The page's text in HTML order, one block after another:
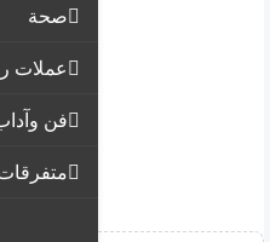
صحة
عملات
فن